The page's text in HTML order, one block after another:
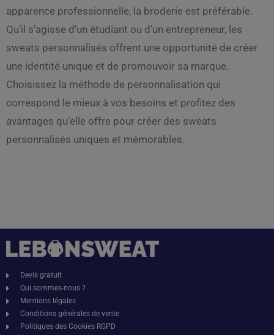
apparence professionnelle, la broderie est préférable.
Qu’il s’agisse d’un étudiant ou d’un entrepreneur, les
sweats personnalisés offrent une opportunité de créer
une identité unique et de promouvoir sa marque.
Choisissez la méthode de personnalisation qui
correspond le mieux à vos besoins et profitez des
avantages qu’elle offre pour créer des sweats
personnalisés uniques et mémorables.
Devis gratuit
Qui sommes-nous ?
Mentions légales
Conditions générales de vente
Politiques des Cookies RGPD